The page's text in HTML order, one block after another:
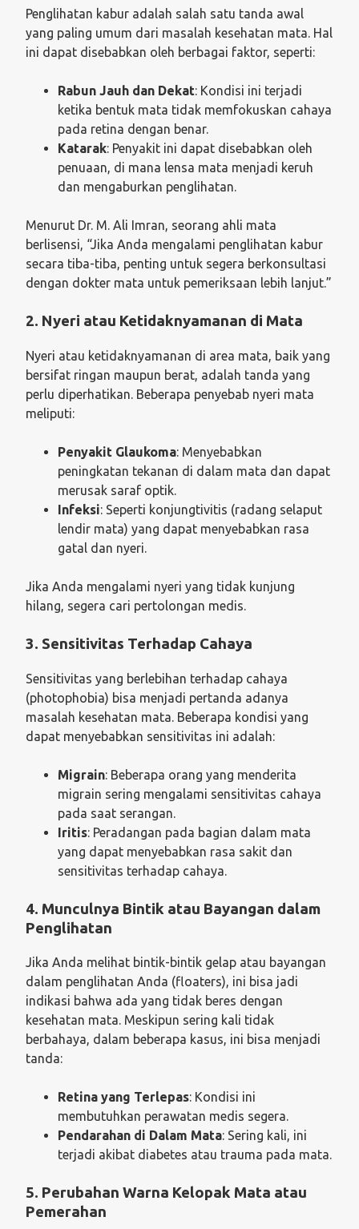
Penglihatan kabur adalah salah satu tanda awal
yang paling umum dari masalah kesehatan mata. Hal
ini dapat disebabkan oleh berbagai faktor, seperti:
Rabun Jauh dan Dekat: Kondisi ini terjadi
ketika bentuk mata tidak memfokuskan cahaya
pada retina dengan benar.
Katarak: Penyakit ini dapat disebabkan oleh
penuaan, di mana lensa mata menjadi keruh
dan mengaburkan penglihatan.
Menurut Dr. M. Ali Imran, seorang ahli mata
berlisensi, “Jika Anda mengalami penglihatan kabur
secara tiba-tiba, penting untuk segera berkonsultasi
dengan dokter mata untuk pemeriksaan lebih lanjut.”
2. Nyeri atau Ketidaknyamanan di Mata
Nyeri atau ketidaknyamanan di area mata, baik yang
bersifat ringan maupun berat, adalah tanda yang
perlu diperhatikan. Beberapa penyebab nyeri mata
meliputi:
Penyakit Glaukoma: Menyebabkan
peningkatan tekanan di dalam mata dan dapat
merusak saraf optik.
Infeksi: Seperti konjungtivitis (radang selaput
lendir mata) yang dapat menyebabkan rasa
gatal dan nyeri.
Jika Anda mengalami nyeri yang tidak kunjung
hilang, segera cari pertolongan medis.
3. Sensitivitas Terhadap Cahaya
Sensitivitas yang berlebihan terhadap cahaya
(photophobia) bisa menjadi pertanda adanya
masalah kesehatan mata. Beberapa kondisi yang
dapat menyebabkan sensitivitas ini adalah:
Migrain: Beberapa orang yang menderita
migrain sering mengalami sensitivitas cahaya
pada saat serangan.
Iritis: Peradangan pada bagian dalam mata
yang dapat menyebabkan rasa sakit dan
sensitivitas terhadap cahaya.
4. Munculnya Bintik atau Bayangan dalam
Penglihatan
Jika Anda melihat bintik-bintik gelap atau bayangan
dalam penglihatan Anda (floaters), ini bisa jadi
indikasi bahwa ada yang tidak beres dengan
kesehatan mata. Meskipun sering kali tidak
berbahaya, dalam beberapa kasus, ini bisa menjadi
tanda:
Retina yang Terlepas: Kondisi ini
membutuhkan perawatan medis segera.
Pendarahan di Dalam Mata: Sering kali, ini
terjadi akibat diabetes atau trauma pada mata.
5. Perubahan Warna Kelopak Mata atau
Pemerahan